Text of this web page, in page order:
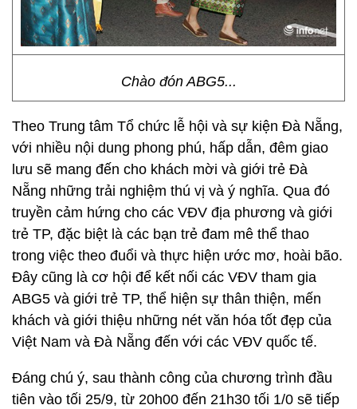
Chào đón ABG5...
Theo Trung tâm Tổ chức lễ hội và sự kiện Đà Nẵng,
với nhiều nội dung phong phú, hấp dẫn, đêm giao
lưu sẽ mang đến cho khách mời và giới trẻ Đà
Nẵng những trải nghiệm thú vị và ý nghĩa. Qua đó
truyền cảm hứng cho các VĐV địa phương và giới
trẻ TP, đặc biệt là các bạn trẻ đam mê thể thao
trong việc theo đuổi và thực hiện ước mơ, hoài bão.
Đây cũng là cơ hội để kết nối các VĐV tham gia
ABG5 và giới trẻ TP, thể hiện sự thân thiện, mến
khách và giới thiệu những nét văn hóa tốt đẹp của
Việt Nam và Đà Nẵng đến với các VĐV quốc tế.
Đáng chú ý, sau thành công của chương trình đầu
tiên vào tối 25/9, từ 20h00 đến 21h30 tối 1/0 sẽ tiếp